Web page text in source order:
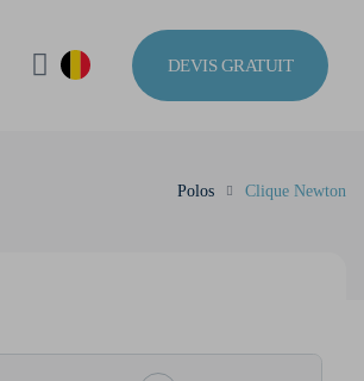
DEVIS GRATUIT
Polos Clique Newton